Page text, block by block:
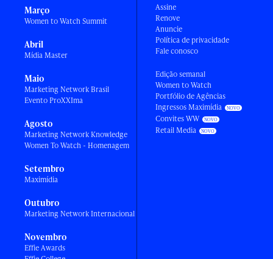
Março
Women to Watch Summit
Abril
Mídia Master
Maio
Marketing Network Brasil
Evento ProXXIma
Agosto
Marketing Network Knowledge
Women To Watch - Homenagem
Setembro
Maximídia
Outubro
Marketing Network Internacional
Novembro
Effie Awards
Assine
Renove
Anuncie
Política de privacidade
Fale conosco
Edição semanal
Women to Watch
Portfólio de Agências
Ingressos Maximídia
Convites WW
Retail Media